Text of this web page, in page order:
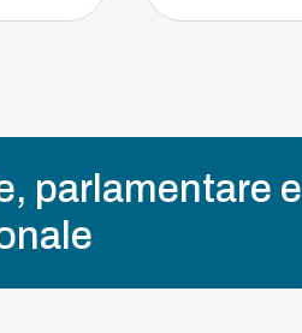
parlamentare e